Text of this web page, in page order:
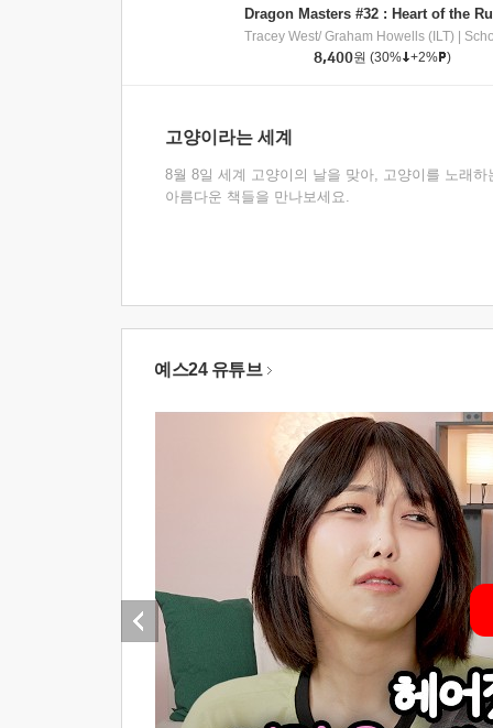
Tracey West/ Graham Howells (ILT)
8,400원 (30% +2% )
고양이라는 세계
8월 8일 세계 고양이의 날을 맞아, 고양이를 노래하
아름다운 책들을 만나보세요.
예스24 유튜브